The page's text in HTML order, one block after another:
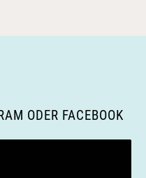
ODER FACEBOOK